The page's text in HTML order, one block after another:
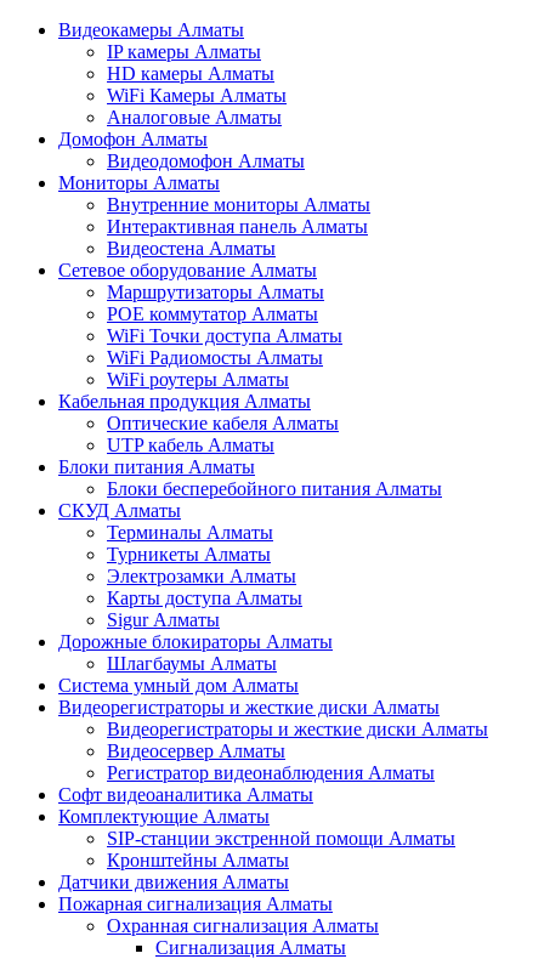
Видеокамеры Алматы
IP камеры Алматы
HD камеры Алматы
WiFi Камеры Алматы
Аналоговые Алматы
Домофон Алматы
Видеодомофон Алматы
Мониторы Алматы
Внутренние мониторы Алматы
Интерактивная панель Алматы
Видеостена Алматы
Сетевое оборудование Алматы
Маршрутизаторы Алматы
POE коммутатор Алматы
WiFi Точки доступа Алматы
WiFi Радиомосты Алматы
WiFi роутеры Алматы
Кабельная продукция Алматы
Оптические кабеля Алматы
UTP кабель Алматы
Блоки питания Алматы
Блоки бесперебойного питания Алматы
СКУД Алматы
Терминалы Алматы
Турникеты Алматы
Электрозамки Алматы
Карты доступа Алматы
Sigur Алматы
Дорожные блокираторы Алматы
Шлагбаумы Алматы
Система умный дом Алматы
Видеорегистраторы и жесткие диски Алматы
Видеорегистраторы и жесткие диски Алматы
Видеосервер Алматы
Регистратор видеонаблюдения Алматы
Софт видеоаналитика Алматы
Комплектующие Алматы
SIP-станции экстренной помощи Алматы
Кронштейны Алматы
Датчики движения Алматы
Пожарная сигнализация Алматы
Охранная сигнализация Алматы
Сигнализация Алматы